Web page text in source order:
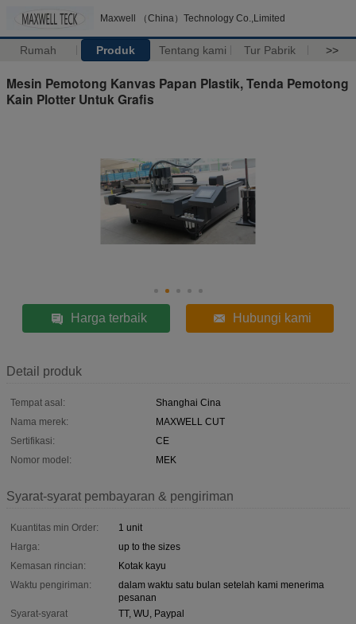
Maxwell （China）Technology Co.,Limited
Rumah Produk Tentang kami Tur Pabrik >>
Mesin Pemotong Kanvas Papan Plastik, Tenda Pemotong
Kain Plotter Untuk Grafis
Harga terbaik Hubungi kami
Detail produk
Tempat asal:
Shanghai Cina
Nama merek:
MAXWELL CUT
Sertifikasi:
CE
Nomor model:
MEK
Syarat-syarat pembayaran & pengiriman
Kuantitas min Order:
1 unit
Harga:
up to the sizes
Kemasan rincian:
Kotak kayu
Waktu pengiriman:
dalam waktu satu bulan setelah kami menerima
pesanan
Syarat-syarat
TT, WU, Paypal